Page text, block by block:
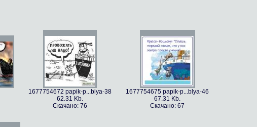
1677754672 papik-p...blya-38
62.31 Kb.
Скачано: 76
1677754675 papik-p...blya-46
67.31 Kb.
Скачано: 67